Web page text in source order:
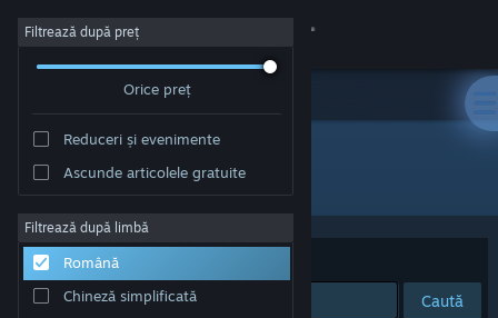
Conectează-te
Despre
Asistență
Filtrează după preț
Orice preț
Reduceri și evenimente
Ascunde articolele gratuite
Filtrează după limbă
Română
Chineză simplificată
Editor: Omnitron Studios
Sortează după
Caută